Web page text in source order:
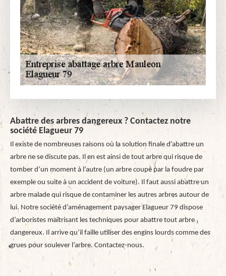
Abattre des arbres dangereux ? Contactez notre
société Elagueur 79
Il existe de nombreuses raisons où la solution finale d’abattre un
arbre ne se discute pas. Il en est ainsi de tout arbre qui risque de
tomber d’un moment à l’autre (un arbre coupé par la foudre par
exemple ou suite à un accident de voiture). Il faut aussi abattre un
arbre malade qui risque de contaminer les autres arbres autour de
lui. Notre société d’aménagement paysager Elagueur 79 dispose
d’arboristes maîtrisant les techniques pour abattre tout arbre
dangereux. Il arrive qu’il faille utiliser des engins lourds comme des
grues pour soulever l’arbre. Contactez-nous.